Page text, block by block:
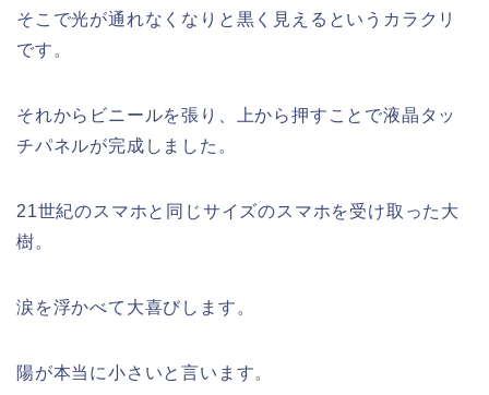
そこで光が通れなくなりと黒く見えるというカラクリ
です。
それからビニールを張り、上から押すことで液晶タッ
チパネルが完成しました。
21世紀のスマホと同じサイズのスマホを受け取った大
樹。
涙を浮かべて大喜びします。
陽が本当に小さいと言います。